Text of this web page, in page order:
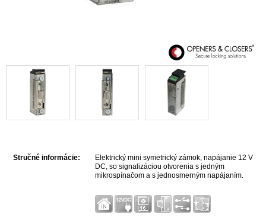
Stručné informácie:
Elektrický mini symetrický zámok, napájanie 12 V
DC, so signalizáciou otvorenia s jedným
mikrospínačom a s jednosmerným napájaním.